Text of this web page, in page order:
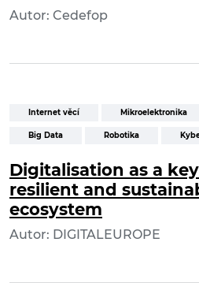
Autor: Cedefop
Internet věcí Mikroelektronika
Big Data Robotika
Digitalisation as a
resilient and
ecosystem
Autor: DIGITALEUROPE